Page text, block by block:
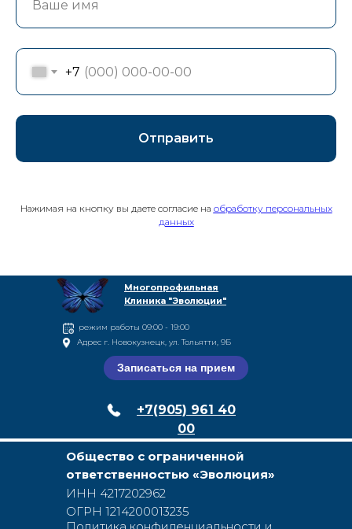
+7
Отправить
Нажимая на кнопку вы даете согласие на обработку персональных
данных
+7(905) 961 40
00
Адрес г. Новокузнецк, ул. Тольятти, 9Б
режим работы 09:00 - 19:00
Многопрофильная
Клиника "Эволюции"
Записаться на прием
Общество с ограниченной
ответственностью «Эволюция»
ИНН 4217202962
ОГРН 12142​00013​235